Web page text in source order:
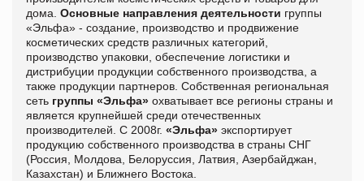
дома. Основные направления деятельности группы
«Эльфа» - создание, производство и продвижение
косметических средств различных категорий,
производство упаковки, обеспечение логистики и
дистрибуции продукции собственного производства, а
также продукции партнеров. Собственная региональная
сеть группы «Эльфа» охватывает все регионы страны и
является крупнейшей среди отечественных
производителей. С 2008г. «Эльфа» экспортирует
продукцию собственного производства в страны СНГ
(Россия, Молдова, Белоруссия, Латвия, Азербайджан,
Казахстан) и Ближнего Востока.